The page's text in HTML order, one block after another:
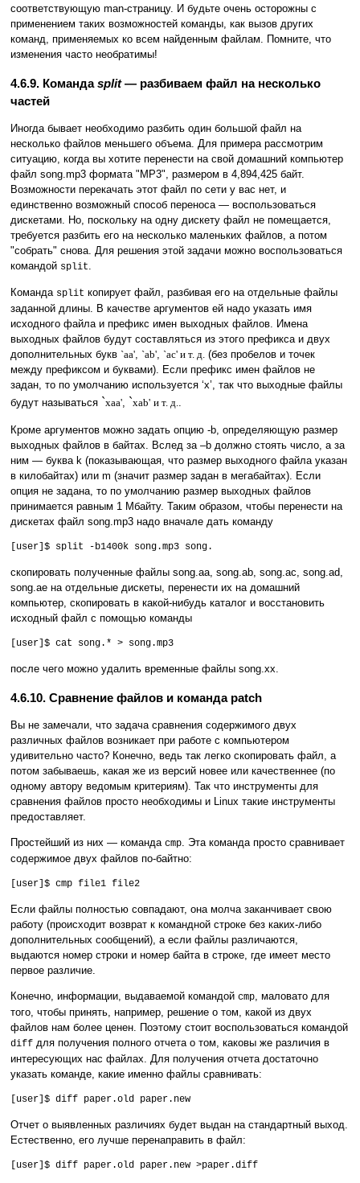
соответствующую man-страницу. И будьте очень осторожны с
применением таких возможностей команды, как вызов других
команд, применяемых ко всем найденным файлам. Помните, что
изменения часто необратимы!
4.6.9. Командаsplit— разбиваем файл на несколько
частей
Иногда бывает необходимо разбить один большой файл на
несколько файлов меньшего объема. Для примера рассмотрим
ситуацию, когда вы хотите перенести на свой домашний компьютер
файл song.mp3 формата "MP3", размером в 4,894,425 байт.
Возможности перекачать этот файл по сети у вас нет, и
единственно возможный способ переноса — воспользоваться
дискетами. Но, поскольку на одну дискету файл не помещается,
требуется разбить его на несколько маленьких файлов, а потом
"собрать" снова. Для решения этой задачи можно воспользоваться
командой split.
Команда split копирует файл, разбивая его на отдельные файлы
заданной длины. В качестве аргументов ей надо указать имя
исходного файла и префикс имен выходных файлов. Имена
выходных файлов будут составляться из этого префикса и двух
дополнительных букв `aa', `ab', `ac' и т. д. (без пробелов и точек
между префиксом и буквами). Если префикс имен файлов не
задан, то по умолчанию используется ‘x’, так что выходные файлы
будут называться `xaa', `xab' и т. д..
Кроме аргументов можно задать опцию -b, определяющую размер
выходных файлов в байтах. Вслед за –b должно стоять число, а за
ним — буква k (показывающая, что размер выходного файла указан
в килобайтах) или m (значит размер задан в мегабайтах). Если
опция не задана, то по умолчанию размер выходных файлов
принимается равным 1 Мбайту. Таким образом, чтобы перенести на
дискетах файл song.mp3 надо вначале дать команду
[user]$ split -b1400k song.mp3 song.
скопировать полученные файлы song.aa, song.ab, song.ac, song.ad,
song.ae на отдельные дискеты, перенести их на домашний
компьютер, скопировать в какой-нибудь каталог и восстановить
исходный файл с помощью команды
[user]$ cat song.* > song.mp3
после чего можно удалить временные файлы song.xx.
4.6.10. Сравнение файлов и команда patch
Вы не замечали, что задача сравнения содержимого двух
различных файлов возникает при работе с компьютером
удивительно часто? Конечно, ведь так легко скопировать файл, а
потом забываешь, какая же из версий новее или качественнее (по
одному автору ведомым критериям). Так что инструменты для
сравнения файлов просто необходимы и Linux такие инструменты
предоставляет.
Простейший из них — команда cmp. Эта команда просто сравнивает
содержимое двух файлов по-байтно:
[user]$ cmp file1 file2
Если файлы полностью совпадают, она молча заканчивает свою
работу (происходит возврат к командной строке без каких-либо
дополнительных сообщений), а если файлы различаются,
выдаются номер строки и номер байта в строке, где имеет место
первое различие.
Конечно, информации, выдаваемой командой cmp, маловато для
того, чтобы принять, например, решение о том, какой из двух
файлов нам более ценен. Поэтому стоит воспользоваться командой
diff для получения полного отчета о том, каковы же различия в
интересующих нас файлах. Для получения отчета достаточно
указать команде, какие именно файлы сравнивать:
[user]$ diff paper.old paper.new
Отчет о выявленных различиях будет выдан на стандартный выход.
Естественно, его лучше перенаправить в файл:
[user]$ diff paper.old paper.new >paper.diff